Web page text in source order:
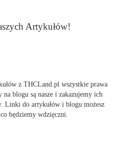
Artykułów!
z THCLand.pl wszystkie prawa
na blogu są nasze i zakazujemy ich
Linki do artykułów i blogu możesz
będziemy wdzięczni.